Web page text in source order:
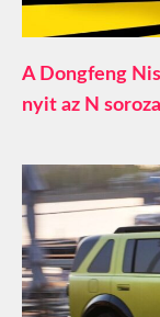
A Dongfeng
nyit az N